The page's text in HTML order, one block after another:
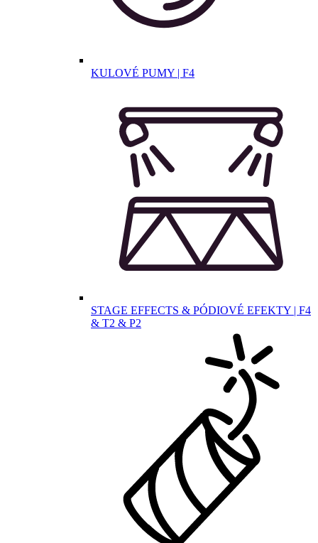
KULOVÉ PUMY | F4
STAGE EFFECTS & PÓDIOVÉ EFEKTY | F4
& T2 & P2